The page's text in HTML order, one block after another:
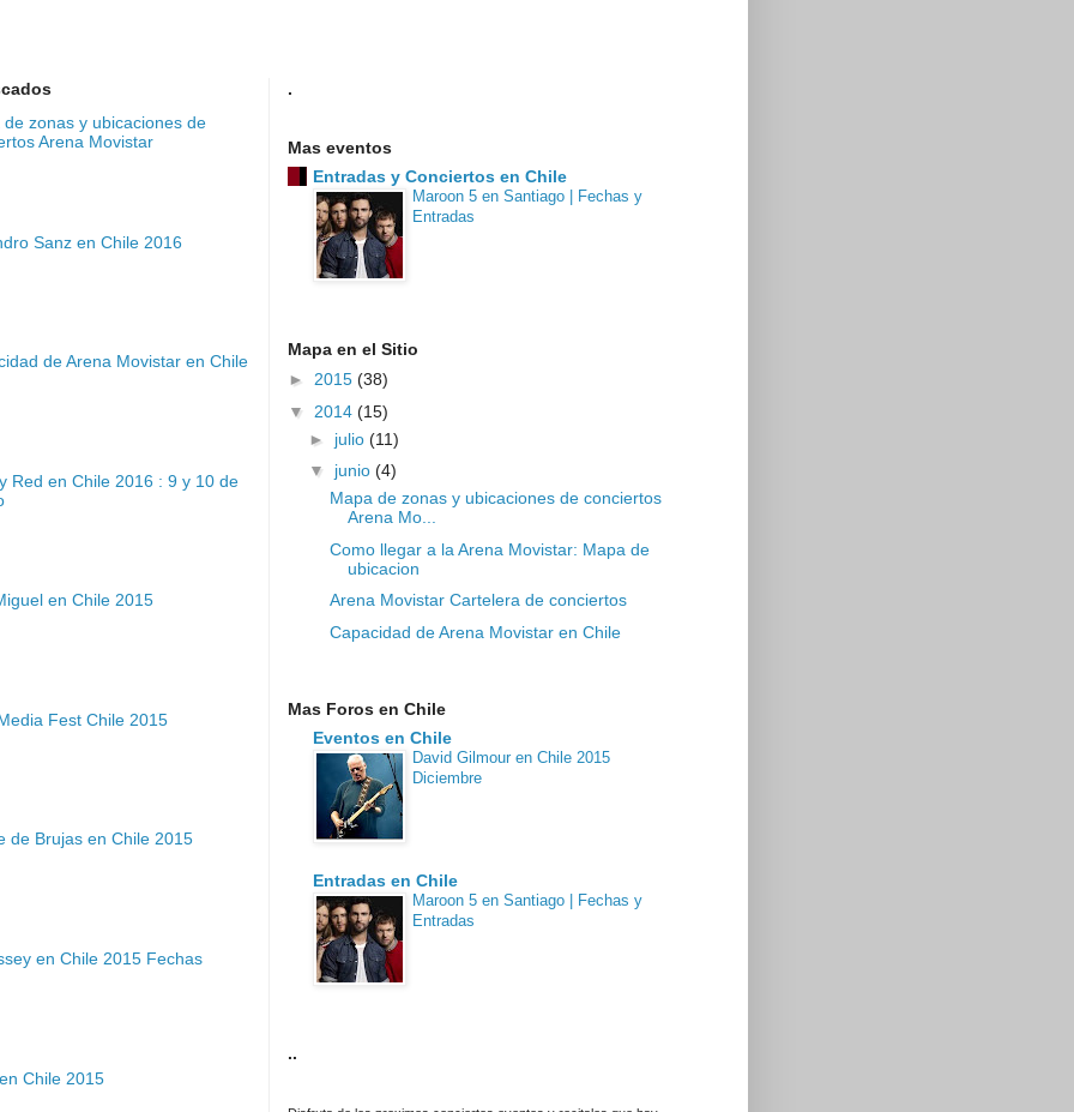
de zonas y ubicaciones de
Arena Movistar
Sanz en Chile 2016
de Arena Movistar en Chile
Red en Chile 2016 : 9 y 10 de
en Chile 2015
Fest Chile 2015
de Brujas en Chile 2015
en Chile 2015 Fechas
Chile 2015
.
Mas eventos
Entradas y Conciertos en Chile
Maroon 5 en Santiago | Fechas y
Entradas
Mapa en el Sitio
► 2015 (38)
▼ 2014 (15)
► julio (11)
▼ junio (4)
Mapa de zonas y ubicaciones de conciertos
Arena Mo...
Como llegar a la Arena Movistar: Mapa de
ubicacion
Arena Movistar Cartelera de conciertos
Capacidad de Arena Movistar en Chile
Mas Foros en Chile
Eventos en Chile
David Gilmour en Chile 2015
Diciembre
Entradas en Chile
Maroon 5 en Santiago | Fechas y
Entradas
..